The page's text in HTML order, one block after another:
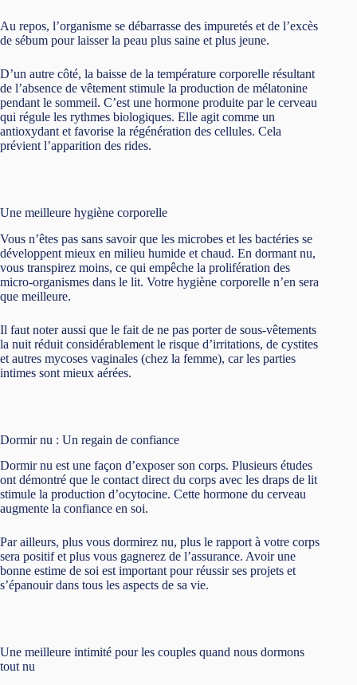
Au repos, l’organisme se débarrasse des impuretés et de l’excès
de sébum pour laisser la peau plus saine et plus jeune.
D’un autre côté, la baisse de la température corporelle résultant
de l’absence de vêtement stimule la production de mélatonine
pendant le sommeil. C’est une hormone produite par le cerveau
qui régule les rythmes biologiques. Elle agit comme un
antioxydant et favorise la régénération des cellules. Cela
prévient l’apparition des rides.
Une meilleure hygiène corporelle
Vous n’êtes pas sans savoir que les microbes et les bactéries se
développent mieux en milieu humide et chaud. En dormant nu,
vous transpirez moins, ce qui empêche la prolifération des
micro-organismes dans le lit. Votre hygiène corporelle n’en sera
que meilleure.
Il faut noter aussi que le fait de ne pas porter de sous-vêtements
la nuit réduit considérablement le risque d’irritations, de cystites
et autres mycoses vaginales (chez la femme), car les parties
intimes sont mieux aérées.
Dormir nu : Un regain de confiance
Dormir nu est une façon d’exposer son corps. Plusieurs études
ont démontré que le contact direct du corps avec les draps de lit
stimule la production d’ocytocine. Cette hormone du cerveau
augmente la confiance en soi.
Par ailleurs, plus vous dormirez nu, plus le rapport à votre corps
sera positif et plus vous gagnerez de l’assurance. Avoir une
bonne estime de soi est important pour réussir ses projets et
s’épanouir dans tous les aspects de sa vie.
Une meilleure intimité pour les couples quand nous dormons
tout nu